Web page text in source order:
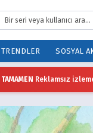
TRENDLER SOSYAL
TAMAMEN Reklamsız